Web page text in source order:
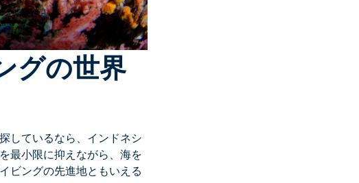
グの世界
しているなら、インドネシ
最小限に抑えながら、海を
ビングの先進地ともいえる